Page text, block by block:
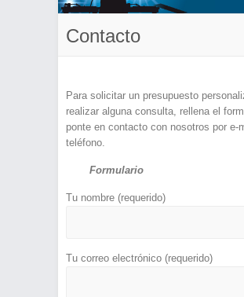
Contacto
Para solicitar un presupuesto
realizar alguna consulta, rellena el
ponte en contacto con nosotros por e-
teléfono.
Formulario
Tu nombre (requerido)
Tu correo electrónico (requerido)